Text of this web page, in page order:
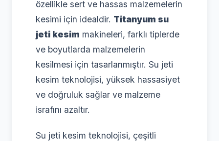
özellikle sert ve hassas malzemelerin
kesimi için idealdir. Titanyum su
jeti kesim makineleri, farklı tiplerde
ve boyutlarda malzemelerin
kesilmesi için tasarlanmıştır. Su jeti
kesim teknolojisi, yüksek hassasiyet
ve doğruluk sağlar ve malzeme
israfını azaltır.
Su jeti kesim teknolojisi, çeşitli